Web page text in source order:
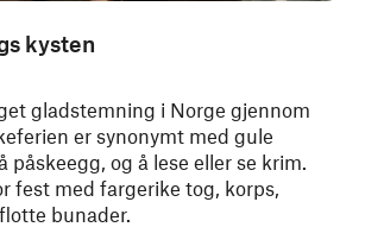
kysten
gladstemning i Norge gjennom
er synonymt med gule
påskeegg, og å lese eller se krim.
fest med fargerike tog, korps,
bunader.